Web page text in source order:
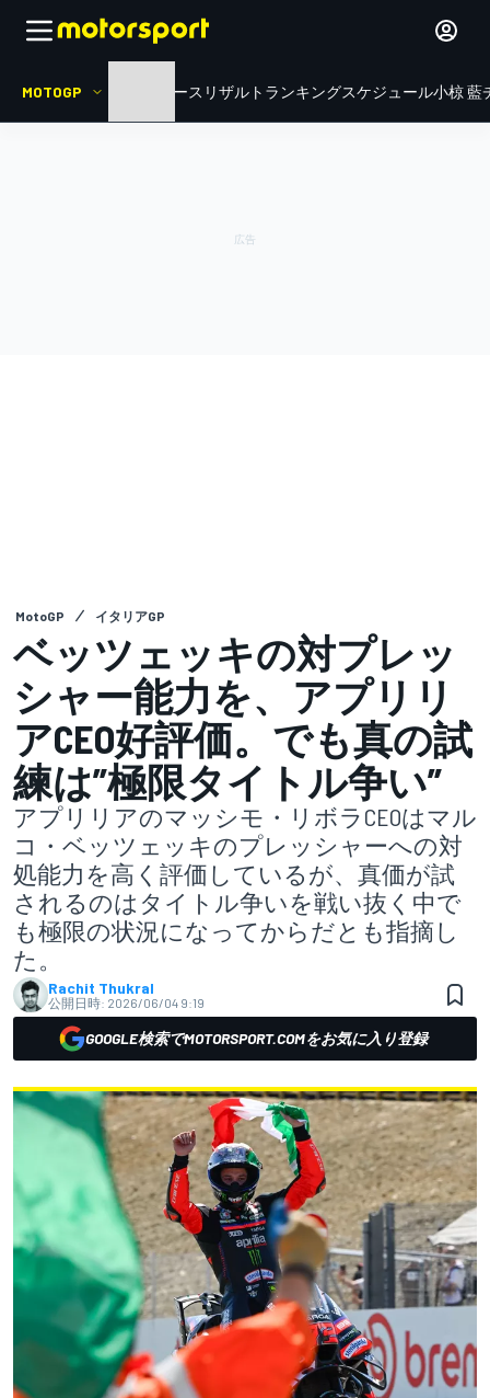
MOTOGP ニュース リザルト ランキングスケジュール小椋 藍
MotoGP イタリアGP
ベッツェッキの対プレッ
シャー能力を、アプリリ
アCEO好評価。でも真の試
練は”極限タイトル争い”
アプリリアのマッシモ・リボラCEOはマル
コ・ベッツェッキのプレッシャーへの対
処能力を高く評価しているが、真価が試
されるのはタイトル争いを戦い抜く中で
も極限の状況になってからだとも指摘し
た。
Rachit Thukral
公開日時: 2026/06/04 9:19
GOOGLE検索でMOTORSPORT.COMをお気に入り登録